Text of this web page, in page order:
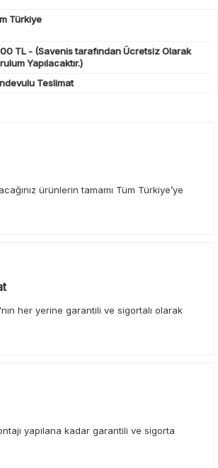
Türkiye
TL - (Savenis tarafından Ücretsiz Olarak
Yapılacaktır.)
Teslimat
ürünlerin tamamı Tüm Türkiye’ye
her yerine garantili ve sigortalı olarak
yapılana kadar garantili ve sigorta